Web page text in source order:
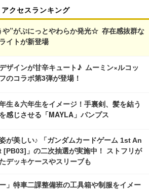
アクセスランキング
や”がぷにっとやわらか発光☆ 存在感抜群な
イトが新登場
ザインが甘辛キュート♪ ムーミン×ルコッ
のコラボ第3弾が登場！
生＆六年生をイメージ！手裏剣、髪を結う
感じさせる「MAYLA」パンプス
が美しい♪ 「ガンダムカードゲーム 1st An
」の二次抽選が実施中！ ストフリが
デッキケースやスリーブも
」特車二課整備班の工具箱や制服をイメー